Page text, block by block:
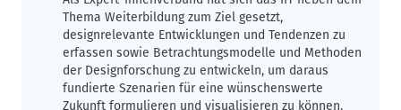
Thema Weiterbildung zum Ziel gesetzt,
designrelevante Entwicklungen und Tendenzen zu
erfassen sowie Betrachtungsmodelle und Methoden
der Designforschung zu entwickeln, um daraus
fundierte Szenarien für eine wünschenswerte
Zukunft formulieren und visualisieren zu können.